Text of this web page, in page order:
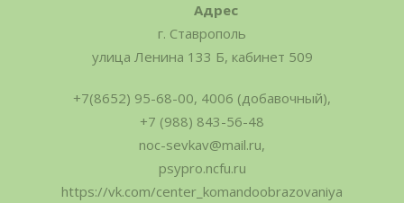
Адрес
г. Ставрополь
улица Ленина 133 Б, кабинет 509
+7(8652) 95-68-00, 4006 (добавочный),
+7 (988) 843-56-48
noc-sevkav@mail.ru,
psypro.ncfu.ru
https://vk.com/center_komandoobrazovaniya